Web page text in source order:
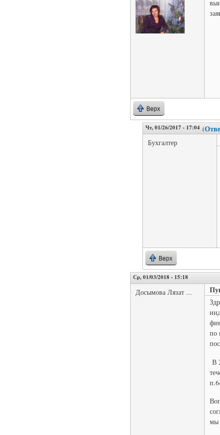
Верх
Чт, 01/26/2017 - 17:04
Бухгалтер
Верх
Ср, 01/03/2018 - 15:18
Досымова Лязат ...
по
В
мы